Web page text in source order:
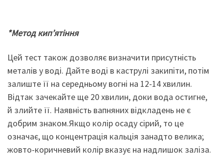
*Метод кип’ятіння
Цей тест також дозволяє визначити присутність
металів у воді. Дайте воді в каструлі закипіти, потім
залиште її на середньому вогні на 12-14 хвилин.
Відтак зачекайте ще 20 хвилин, доки вода остигне,
й злийте її. Наявність вапняних відкладень не є
добрим знаком.Якщо колір осаду сірий, то це
означає, що концентрація кальція занадто велика;
жовто-коричневий колір вказує на надлишок заліза.